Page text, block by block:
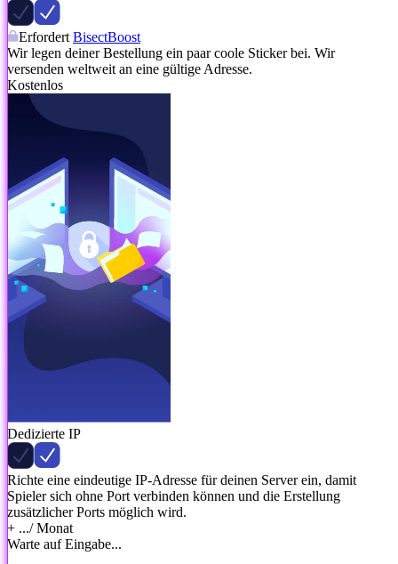
ErfordertBisectBoost
Wir legen deiner Bestellung ein paar coole Sticker bei. Wir
versenden weltweit an eine gültige Adresse.
Kostenlos
Dedizierte IP
Richte eine eindeutige IP-Adresse für deinen Server ein, damit
Spieler sich ohne Port verbinden können und die Erstellung
zusätzlicher Ports möglich wird.
+ .../ Monat
Warte auf Eingabe...